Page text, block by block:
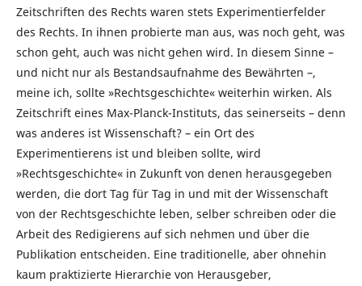
Zeitschriften des Rechts waren stets Experimentierfelder
des Rechts. In ihnen probierte man aus, was noch geht, was
schon geht, auch was nicht gehen wird. In diesem Sinne –
und nicht nur als Bestandsaufnahme des Bewährten –,
meine ich, sollte »Rechtsgeschichte« weiterhin wirken. Als
Zeitschrift eines Max-Planck-Instituts, das seinerseits – denn
was anderes ist Wissenschaft? – ein Ort des
Experimentierens ist und bleiben sollte, wird
»Rechtsgeschichte« in Zukunft von denen herausgegeben
werden, die dort Tag für Tag in und mit der Wissenschaft
von der Rechtsgeschichte leben, selber schreiben oder die
Arbeit des Redigierens auf sich nehmen und über die
Publikation entscheiden. Eine traditionelle, aber ohnehin
kaum praktizierte Hierarchie von Herausgeber,